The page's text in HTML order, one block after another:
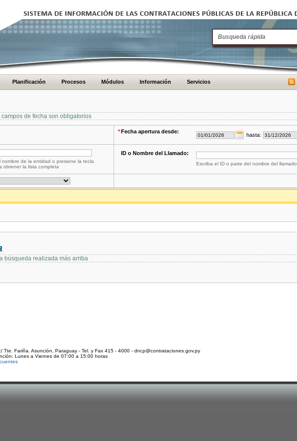
Planificación Procesos Módulos Información Servicios
de fecha son obligatorios
*Fecha apertura desde:
hasta:
nombre de la entidad o presione la tecla
obtener la lista completa
ID o Nombre del Llamado:
Escriba el ID o parte del nombre del llamado
búsqueda realizada más arriba
Tte. Fariña. Asunción, Paraguay - Tel. y Fax 415 - 4000 - dncp@contrataciones.gov.py
Lunes a Viernes de 07:00 a 15:00 horas